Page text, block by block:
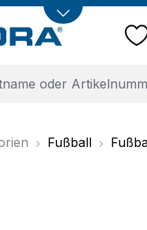
Fußball